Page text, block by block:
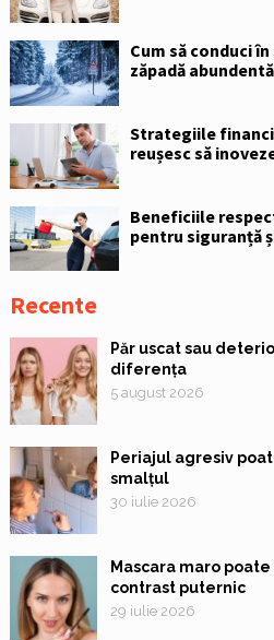
Cum să conduci
zăpadă abundentă
Strategiile
reușesc să
Beneficiile
pentru siguranță
Recente
Păr uscat sau
diferența
5 august 2026
Periajul agresiv
smalțul
30 iulie 2026
Mascara maro
contrast puternic
29 iulie 2026